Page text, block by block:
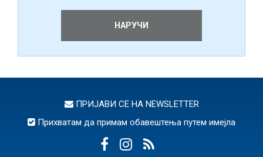
НАРУЧИ
ПРИЈАВИ СЕ НА NEWSLETTER
Прихватам да примам обавештења путем имејла